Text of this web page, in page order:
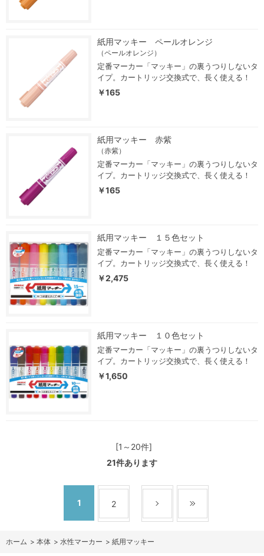
紙用マッキー ペールオレンジ
（ペールオレンジ）
定番マーカー「マッキー」の裏うつりしないタ
イプ。カートリッジ交換式で、長く使える！
￥165
紙用マッキー 赤紫
（赤紫）
定番マーカー「マッキー」の裏うつりしないタ
イプ。カートリッジ交換式で、長く使える！
￥165
紙用マッキー １５色セット
定番マーカー「マッキー」の裏うつりしないタ
イプ。カートリッジ交換式で、長く使える！
￥2,475
紙用マッキー １０色セット
定番マーカー「マッキー」の裏うつりしないタ
イプ。カートリッジ交換式で、長く使える！
￥1,650
[1～20件]
21件あります
1 2
ホーム > 本体 > 水性マーカー > 紙用マッキー